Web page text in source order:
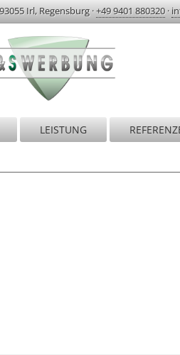
93055 Irl, Regensburg·+49 9401 880320 ·
LEISTUNG